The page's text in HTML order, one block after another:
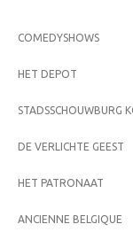
COMEDYSHOWS
HET DEPOT
STADSSCHOUWBURG
DE VERLICHTE GEEST
HET PATRONAAT
ANCIENNE BELGIQUE